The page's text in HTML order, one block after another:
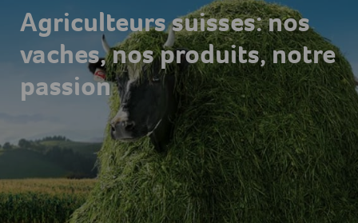
Agriculteurs suisses: nos
vaches, nos produits, notre
passion